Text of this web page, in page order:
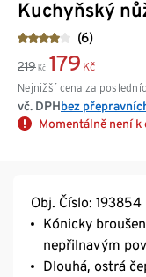
Kuchyňský
(6)
219 Kč 179 Kč
Nejnižší cena za
vč. DPHbez
Momentálně není k
Obj. Číslo: 193854
Kónicky
nepřilnavým
Dlouhá, ostrá